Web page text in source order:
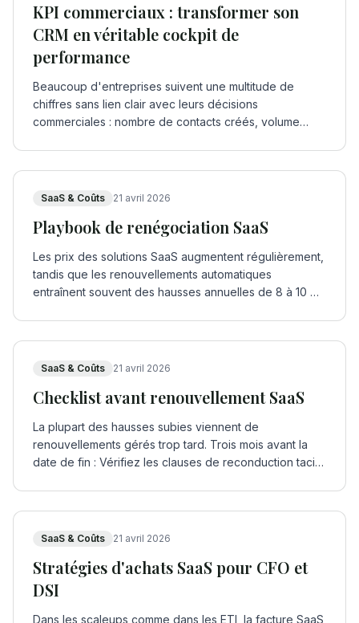
KPI commerciaux : transformer son
CRM en véritable cockpit de
performance
Beaucoup d'entreprises suivent une multitude de
chiffres sans lien clair avec leurs décisions
commerciales : nombre de contacts créés, volume
SaaS & Coûts 21 avril 2026
Playbook de renégociation SaaS
Les prix des solutions SaaS augmentent régulièrement,
tandis que les renouvellements automatiques
entraînent souvent des hausses annuelles de 8 à 10 %
SaaS & Coûts 21 avril 2026
Checklist avant renouvellement SaaS
La plupart des hausses subies viennent de
renouvellements gérés trop tard. Trois mois avant la
date de fin : Vérifiez les clauses de reconduction taci…
SaaS & Coûts 21 avril 2026
Stratégies d'achats SaaS pour CFO et
DSI
Dans les scaleups comme dans les ETI, la facture SaaS